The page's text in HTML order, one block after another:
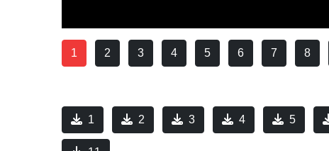
1 2 3 4 5 6 7 8
1 2 3 4 5